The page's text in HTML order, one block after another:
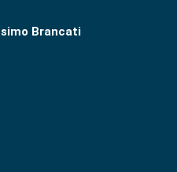
Brancati